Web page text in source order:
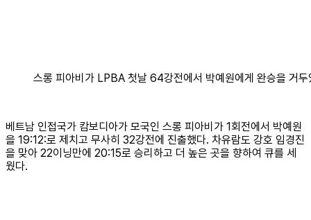
스롱 피아비가 LPBA 첫날 64강전에서 박예원에게 완승을 거두
베트남 인접국가 캄보디아가 모국인 스롱 피아비가 1회전에서 박예원
을 19:12:로 제치고 무사히 32강전에 진출했다. 차유람도 강호 임경진
을 맞아 22이닝만에 20:15로 승리하고 더 높은 곳을 향하여 큐를 세
웠다.